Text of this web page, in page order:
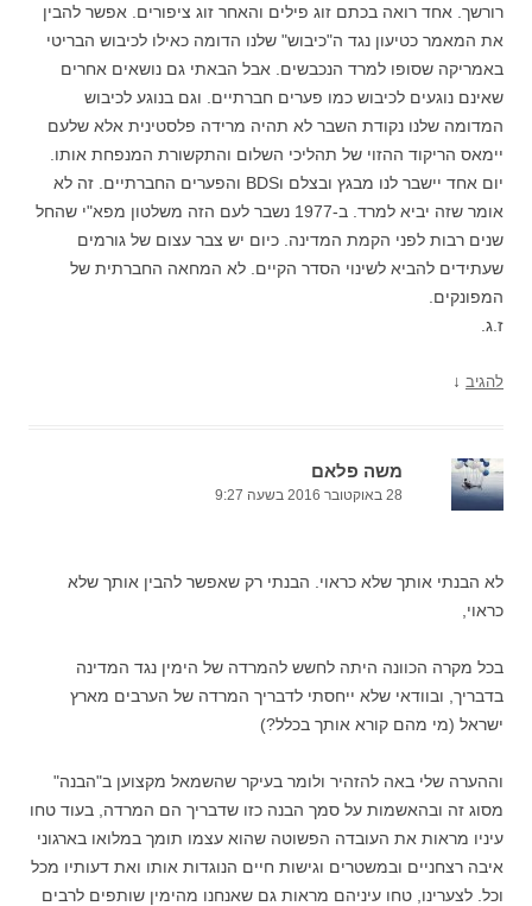
רורשך. אחד רואה בכתם זוג פילים והאחר זוג ציפורים. אפשר להבין
את המאמר כטיעון נגד ה"כיבוש" שלנו הדומה כאילו לכיבוש הבריטי
באמריקה שסופו למרד הנכבשים. אבל הבאתי גם נושאים אחרים
שאינם נוגעים לכיבוש כמו פערים חברתיים. וגם בנוגע לכיבוש
המדומה שלנו נקודת השבר לא תהיה מרידה פלסטינית אלא שלעם
יימאס הריקוד ההזוי של תהליכי השלום והתקשורת המנפחת אותו.
יום אחד יישבר לנו מבגץ ובצלם וBDS והפערים החברתיים. זה לא
אומר שזה יביא למרד. ב-1977 נשבר לעם הזה משלטון מפא"י שהחל
שנים רבות לפני הקמת המדינה. כיום יש צבר עצום של גורמים
שעתידים להביא לשינוי הסדר הקיים. לא המחאה החברתית של
המפונקים.
ז.ג.
להגיב ↓
משה פלאם
28 באוקטובר 2016 בשעה 9:27
לא הבנתי אותך שלא כראוי. הבנתי רק שאפשר להבין אותך שלא
כראוי,
בכל מקרה הכוונה היתה לחשש להמרדה של הימין נגד המדינה
בדבריך, ובוודאי שלא ייחסתי לדבריך המרדה של הערבים מארץ
ישראל (מי מהם קורא אותך בכלל?)
וההערה שלי באה להזהיר ולומר בעיקר שהשמאל מקצוען ב"הבנה"
מסוג זה ובהאשמות על סמך הבנה כזו שדבריך הם המרדה, בעוד טחו
עיניו מראות את העובדה הפשוטה שהוא עצמו תומך במלואו בארגוני
איבה רצחניים ובמשטרים וגישות חיים הנוגדות אותו ואת דעותיו מכל
וכל. לצערינו, טחו עיניהם מראות גם שאנחנו מהימין שותפים לרבים